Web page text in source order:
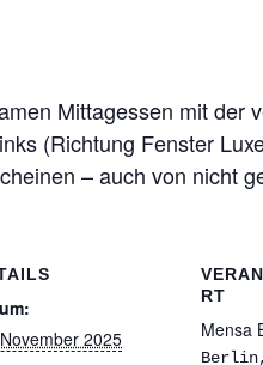
Mittagessen mit der
(Richtung Fenster
– auch von nicht
2025
RT
Mensa
Berlin,